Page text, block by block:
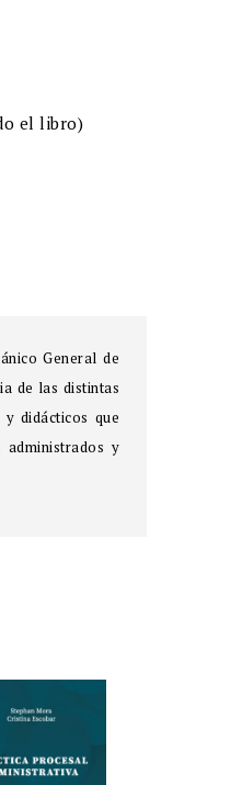
el libro)
General de
de las distintas
didácticos que
y